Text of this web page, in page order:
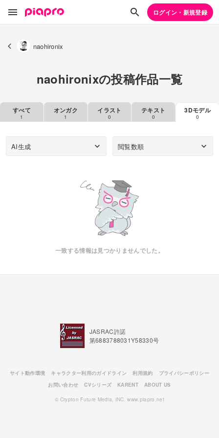
ログイン・新規登録
naohironix
naohironixの投稿作品一覧
すべて
1
オンガク
1
イラスト
0
テキスト
0
3Dモデル
0
AI生成 閲覧数順
一致する情報は見つかりませんでした。
JASRAC許諾
第6883788031Y58330号
サイト動作環境 キャラクター利用のガイドライン 利用規約
プライバシーポリシー
お問い合わせ
CVシリーズ KARENT ABOUT US
© Crypton Future Media, INC. www.piapro.net